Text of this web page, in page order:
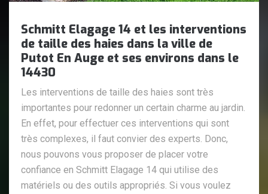
Schmitt Elagage 14 et les interventions
de taille des haies dans la ville de
Putot En Auge et ses environs dans le
14430
Les interventions de taille des haies sont très
importantes pour redonner un certain charme au jardin.
En effet, pour effectuer ces interventions qui sont
très complexes, il faut convier des experts. Donc,
nous pouvons vous proposer de placer votre
confiance en Schmitt Elagage 14 qui utilise des
matériels ou des outils appropriés. Si vous voulez